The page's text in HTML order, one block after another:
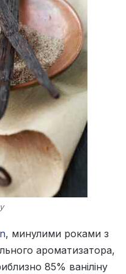
, минулими роками з
ароматизатора,
85% ваніліну